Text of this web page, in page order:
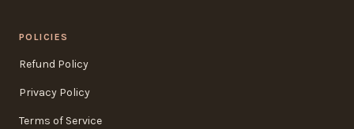
POLICIES
Refund Policy
Privacy Policy
Terms of Service